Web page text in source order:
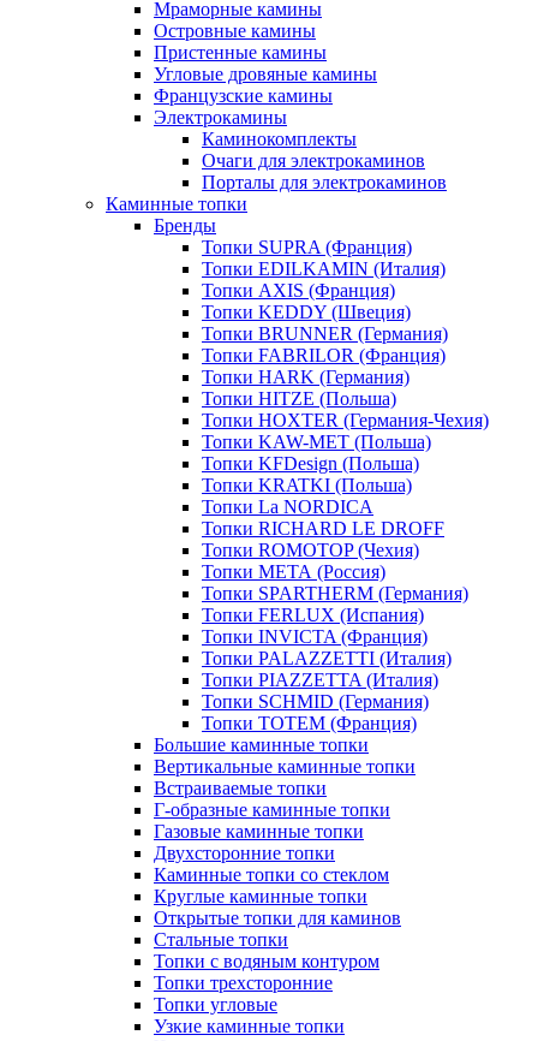
Мраморные камины
Островные камины
Пристенные камины
Угловые дровяные камины
Французские камины
Электрокамины
Каминокомплекты
Очаги для электрокаминов
Порталы для электрокаминов
Каминные топки
Бренды
Топки SUPRA (Франция)
Топки EDILKAMIN (Италия)
Топки AXIS (Франция)
Топки KEDDY (Швеция)
Топки BRUNNER (Германия)
Топки FABRILOR (Франция)
Топки HARK (Германия)
Топки HITZE (Польша)
Топки HOXTER (Германия-Чехия)
Топки KAW-MET (Польша)
Топки KFDesign (Польша)
Топки KRATKI (Польша)
Топки La NORDICA
Топки RICHARD LE DROFF
Топки ROMOTOP (Чехия)
Топки МЕТА (Россия)
Топки SPARTHERM (Германия)
Топки FERLUX (Испания)
Топки INVICTA (Франция)
Топки PALAZZETTI (Италия)
Топки PIAZZETTA (Италия)
Топки SCHMID (Германия)
Топки TOTEM (Франция)
Большие каминные топки
Вертикальные каминные топки
Встраиваемые топки
Г-образные каминные топки
Газовые каминные топки
Двухсторонние топки
Каминные топки со стеклом
Круглые каминные топки
Открытые топки для каминов
Стальные топки
Топки с водяным контуром
Топки трехсторонние
Топки угловые
Узкие каминные топки